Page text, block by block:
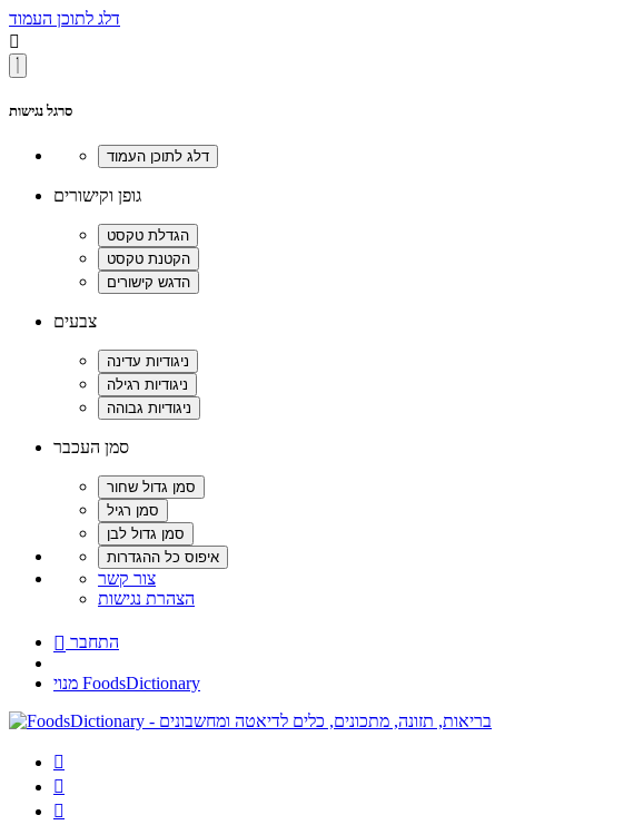
דלג לתוכן העמוד

סרגל נגישות
גופן וקישורים
צבעים
סמן העכבר
צור קשר
הצהרת נגישות
 התחבר
מנוי FoodsDictionary


